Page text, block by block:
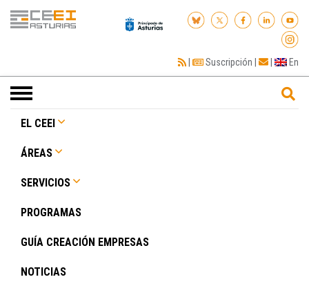
| Suscripción | | En
Toggle
navigation
EL CEEI
ÁREAS
SERVICIOS
PROGRAMAS
GUÍA CREACIÓN EMPRESAS
NOTICIAS